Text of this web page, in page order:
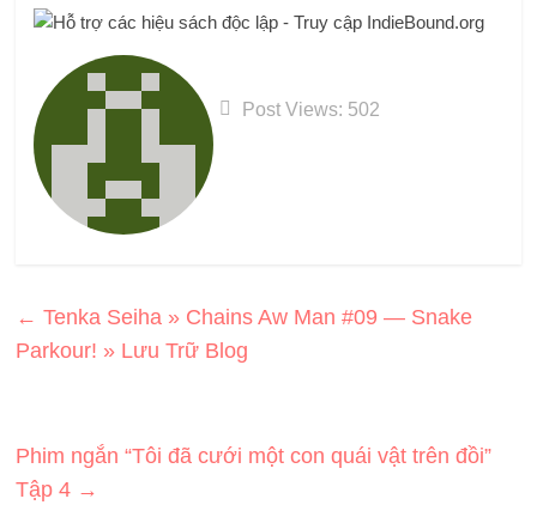
Post Views: 502
← Tenka Seiha » Chains Aw Man #09 — Snake
Parkour! » Lưu Trữ Blog
Phim ngắn “Tôi đã cưới một con quái vật trên đồi”
Tập 4 →